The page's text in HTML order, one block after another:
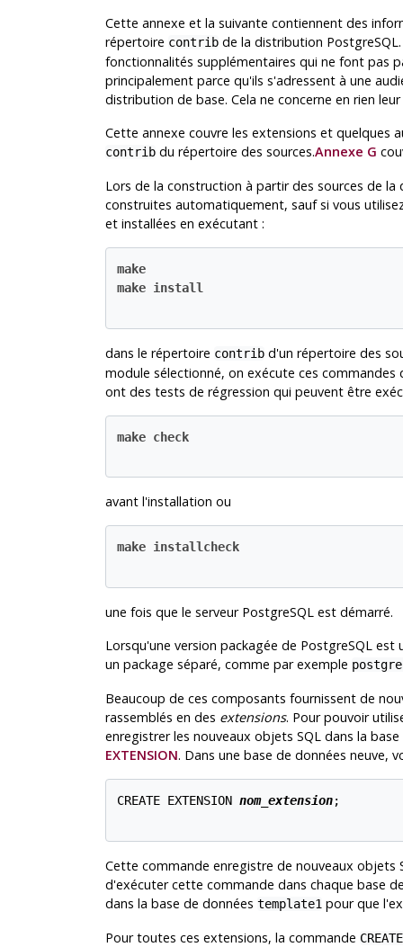
Cette annexe et la suivante contiennent des
répertoire contribde la distribution PostgreSQL
fonctionnalités supplémentaires qui ne font pas
principalement parce qu'ils s'adressent à une
distribution de base. Cela ne concerne en rien
Cette annexe couvre les extensions et quelques
contribdu répertoire des sources.Annexe G
Lors de la construction à partir des sources de
construites automatiquement, sauf si vous
et installées en exécutant :
make
make install
dans le répertoire contribd'un répertoire des
module sélectionné, on exécute ces
ont des tests de régression qui peuvent être
make check
avant l'installation ou
make installcheck
une fois que le serveur PostgreSQLest démarré.
Lorsqu'une version packagée de PostgreSQLest
un package séparé, comme par exemple
Beaucoup de ces composants fournissent de
rassemblés en des extensions. Pour pouvoir
enregistrer les nouveaux objets SQL dans la
EXTENSION. Dans une base de données neuve,
CREATE EXTENSION nom_extension;
Cette commande enregistre de nouveaux objets
d'exécuter cette commande dans chaque base
dans la base de données template1 pour que
Pour toutes ces extensions, la commande